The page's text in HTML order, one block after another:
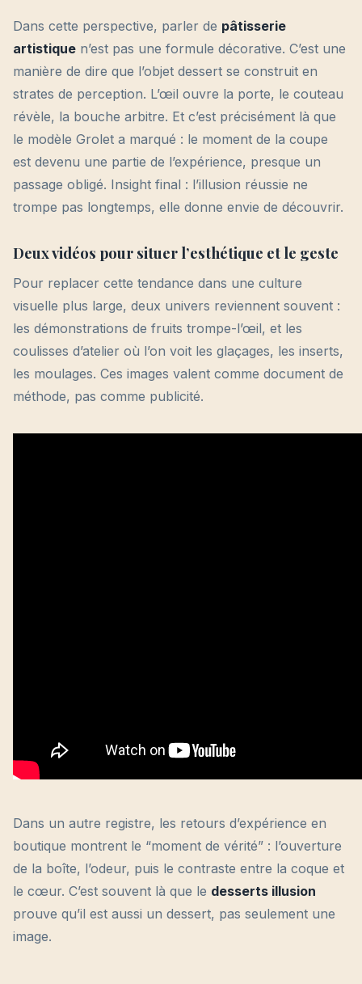
Dans cette perspective, parler de pâtisserie
artistique n’est pas une formule décorative. C’est une
manière de dire que l’objet dessert se construit en
strates de perception. L’œil ouvre la porte, le couteau
révèle, la bouche arbitre. Et c’est précisément là que
le modèle Grolet a marqué : le moment de la coupe
est devenu une partie de l’expérience, presque un
passage obligé. Insight final : l’illusion réussie ne
trompe pas longtemps, elle donne envie de découvrir.
Deux vidéos pour situer l’esthétique et le geste
Pour replacer cette tendance dans une culture
visuelle plus large, deux univers reviennent souvent :
les démonstrations de fruits trompe-l’œil, et les
coulisses d’atelier où l’on voit les glaçages, les inserts,
les moulages. Ces images valent comme document de
méthode, pas comme publicité.
Dans un autre registre, les retours d’expérience en
boutique montrent le “moment de vérité” : l’ouverture
de la boîte, l’odeur, puis le contraste entre la coque et
le cœur. C’est souvent là que le desserts illusion
prouve qu’il est aussi un dessert, pas seulement une
image.